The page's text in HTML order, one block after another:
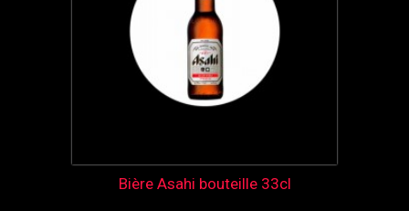
Bière Asahi bouteille 33cl